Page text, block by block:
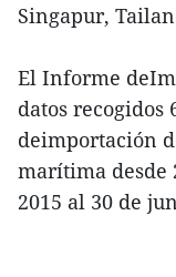
Singapur,
El Informe
datos recogidos
deimportación
marítima desde
2015 al 30 de